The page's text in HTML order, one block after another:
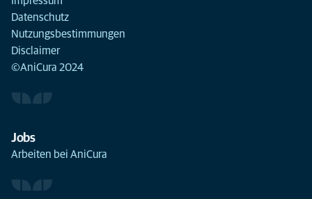
Datenschutz
Nutzungsbestimmungen
Disclaimer
©AniCura 2024
Jobs
Arbeiten bei AniCura